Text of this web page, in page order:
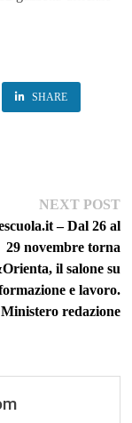
SHARE
NEXT POST
– Dal 26 al
29 novembre torna
il salone su
e lavoro.
redazione